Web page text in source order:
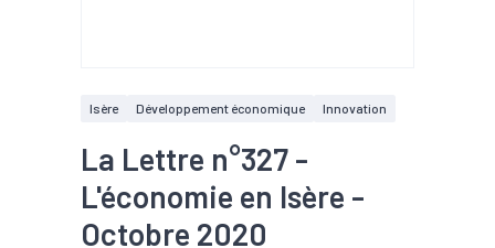
Isère Développement économique Innovation
La Lettre n°327 -
L'économie en Isère -
Octobre 2020